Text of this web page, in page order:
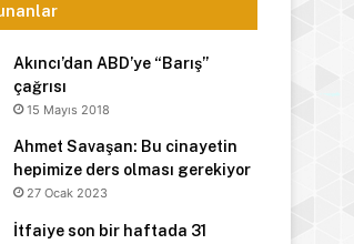
Akıncı’dan ABD’ye “Barış”
çağrısı
15 Mayıs 2018
Ahmet Savaşan: Bu cinayetin
hepimize ders olması gerekiyor
27 Ocak 2023
İtfaiye son bir haftada 31